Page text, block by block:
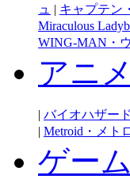
ュ | キャプテン
Miraculous
WING-MAN・
アニ
| バイオハザー
| Metroid・メト
ゲーム